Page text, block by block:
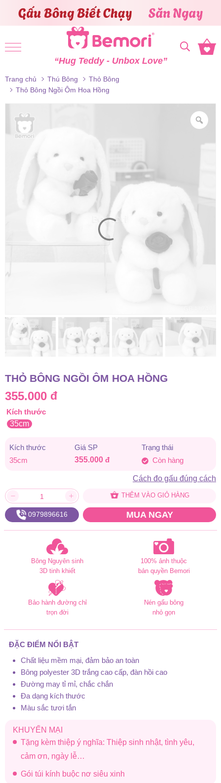
Skip to content
“Hug Teddy - Unbox Love”
Trang chủ Thú Bông
Thỏ Bông
Thỏ Bông Ngồi Ôm Hoa Hồng
THỎ BÔNG NGỒI ÔM HOA HỒNG
355.000 đ
Kích thước
35cm
Kích thước Giá SP
Trạng thái
35cm
355.000 đ Còn hàng
Cách đo gấu đúng cách
THÊM VÀO GIỎ HÀNG
0979896616 MUA NGAY
Bông Nguyên sinh
3D tinh khiết
100% ảnh thuộc
bản quyền Bemori
Bảo hành đường chỉ
trọn đời
Nén gấu bông
nhỏ gọn
ĐẶC ĐIỂM NỔI BẬT
Chất liệu mềm mại, đảm bảo an toàn
Bông polyester 3D trắng cao cấp, đàn hồi cao
Đường may tỉ mỉ, chắc chắn
Đa dạng kích thước
Màu sắc tươi tắn
KHUYẾN MẠI
Tặng kèm thiệp ý nghĩa: Thiệp sinh nhật, tình yêu,
cảm ơn, ngày lễ…
Gói túi kính buộc nơ siêu xinh